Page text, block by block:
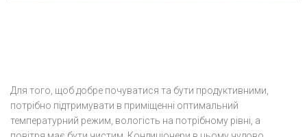
Для того, щоб добре почуватися та бути продуктивними,
потрібно підтримувати в приміщенні оптимальний
температурний режим, вологість на потрібному рівні, а